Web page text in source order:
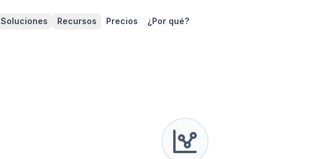
Soluciones Recursos Precios ¿Por qué?